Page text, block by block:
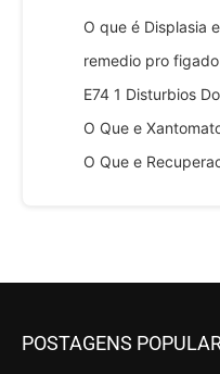
O que é Displasia
remedio pro figado
E74 1 Disturbios
O Que e
O Que e
POSTAGENS